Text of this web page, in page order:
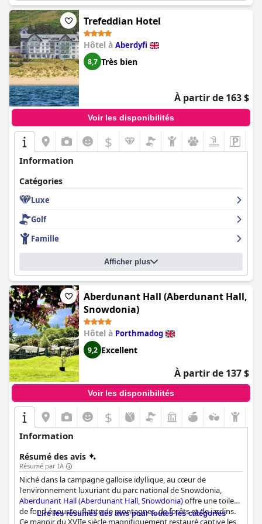
nouveau. C'est également un excellent choix pour les voyageurs
avec des chiens, offrant tout ce dont vous avez besoin pour un
séjour confortable et agréable.
Trefeddian Hotel
Hôtel à Aberdyfi
8,7 Très bien
À partir de 163 $
Voir les disponibilités
$
Information
Catégories
Luxe
Golf
Famille
Afficher plus
Aberdunant Hall (Aberdunant Hall,
Snowdonia)
Hôtel à Porthmadog
9,2 Excellent
À partir de 137 $
Voir les disponibilités
$
Information
Résumé des avis
Résumé par IA
Niché dans la campagne galloise idyllique, au cœur de
l'environnement luxuriant du parc national de Snowdonia,
Aberdunant Hall (Aberdunant Hall, Snowdonia)offre une toile
de fond époustouflante de montagnes, de forêts et de jardins.
Ce manoir du XVIIe siècle magnifiquement restauré captive les
Lire les résumés des avis pour toutes les catégories